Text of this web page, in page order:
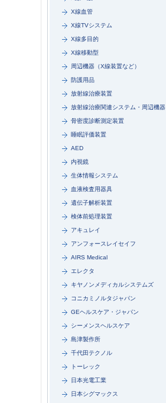
X線血管
X線TVシステム
X線多目的
X線移動型
周辺機器（X線装置など）
防護用品
放射線治療装置
放射線治療関連システム・周辺機器
骨密度診断測定装置
睡眠評価装置
AED
内視鏡
生体情報システム
血液検査用器具
遺伝子解析装置
検体前処理装置
アキュレイ
アンフォースレイセイフ
AIRS Medical
エレクタ
キヤノンメディカルシステムズ
コニカミノルタジャパン
GEヘルスケア・ジャパン
シーメンスヘルスケア
島津製作所
千代田テクノル
トーレック
日本光電工業
日本シグマックス